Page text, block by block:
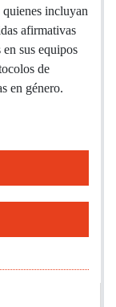
incluyan
afirmativas
sus equipos
de
en género.